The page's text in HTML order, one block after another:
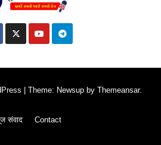
Theme: Newsup by Themeansar.
संवाद Contact